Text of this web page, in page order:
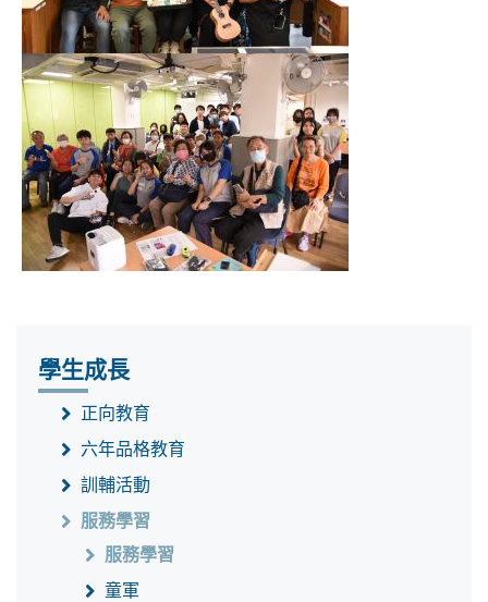
學生成長
正向教育
六年品格教育
訓輔活動
服務學習
服務學習
童軍